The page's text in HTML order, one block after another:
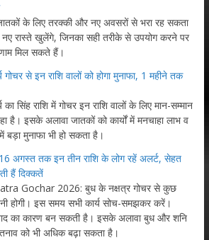
के लिए तरक्की और नए अवसरों से भरा रह सकता
रास्ते खुलेंगे, जिनका सही तरीके से उपयोग करने पर
मिल सकते हैं।
से इन राशि वालों को होगा मुनाफा, 1 महीने तक
सिंह राशि में गोचर इन राशि वालों के लिए मान-सम्मान
है। इसके अलावा जातकों को कार्यों में मनचाहा लाभ व
मुनाफा भी हो सकता है।
अगस्त तक इन तीन राशि के लोग रहें अलर्ट, सेहत
हैं दिक्कतें
Gochar 2026: बुध के नक्षत्र गोचर से कुछ
होगी। इस समय सभी कार्य सोच-समझकर करें।
का कारण बन सकती है। इसके अलावा बुध और शनि
को भी अधिक बढ़ा सकता है।